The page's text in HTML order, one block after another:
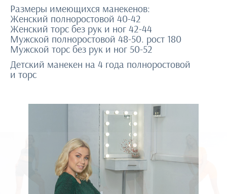
Размеры имеющихся манекенов:
Женский полноростовой 40-42
Женский торс без рук и ног 42-44
Мужской полноростовой 48-50. рост 180
Мужской торс без рук и ног 50-52
Детский манекен на 4 года полноростовой
и торс